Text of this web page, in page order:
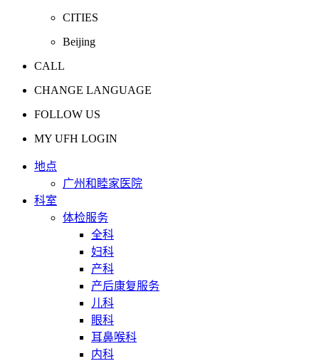
CITIES
Beijing
CALL
CHANGE LANGUAGE
FOLLOW US
MY UFH LOGIN
地点
广州和睦家医院
科室
体检服务
全科
妇科
产科
产后康复服务
儿科
眼科
耳鼻喉科
内科